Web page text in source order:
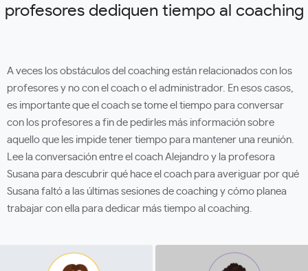
profesores dediquen tiempo al coaching
A veces los obstáculos del coaching están relacionados con los
profesores y no con el coach o el administrador. En esos casos,
es importante que el coach se tome el tiempo para conversar
con los profesores a fin de pedirles más información sobre
aquello que les impide tener tiempo para mantener una reunión.
Lee la conversación entre el coach Alejandro y la profesora
Susana para descubrir qué hace el coach para averiguar por qué
Susana faltó a las últimas sesiones de coaching y cómo planea
trabajar con ella para dedicar más tiempo al coaching.